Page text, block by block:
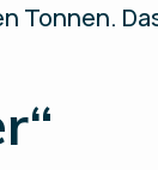
Tonnen.